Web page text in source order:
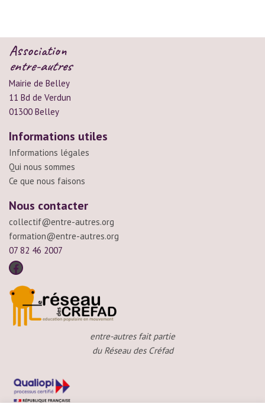
Association
entre-autres
Mairie de Belley
11 Bd de Verdun
01300 Belley
Informations utiles
Informations légales
Qui nous sommes
Ce que nous faisons
Nous contacter
collectif@entre-autres.org
formation@entre-autres.org
07 82 46 2007
entre-autres fait partie
du Réseau des Créfad